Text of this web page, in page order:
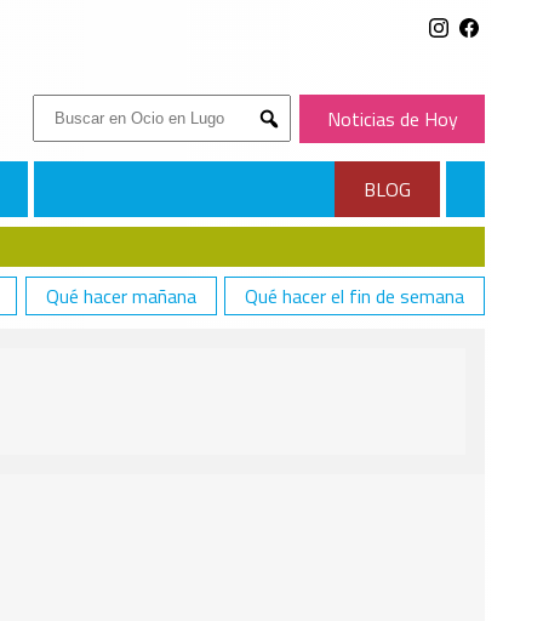
Buscar:
Submit
Noticias de Hoy
BLOG
Qué hacer mañana Qué hacer el fin de semana